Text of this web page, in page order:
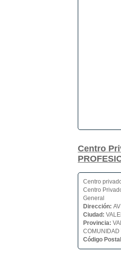
Centro
Centro
Centro
General
Dirección:
Ciudad:
Provincia:
COMUNIDAD
Código